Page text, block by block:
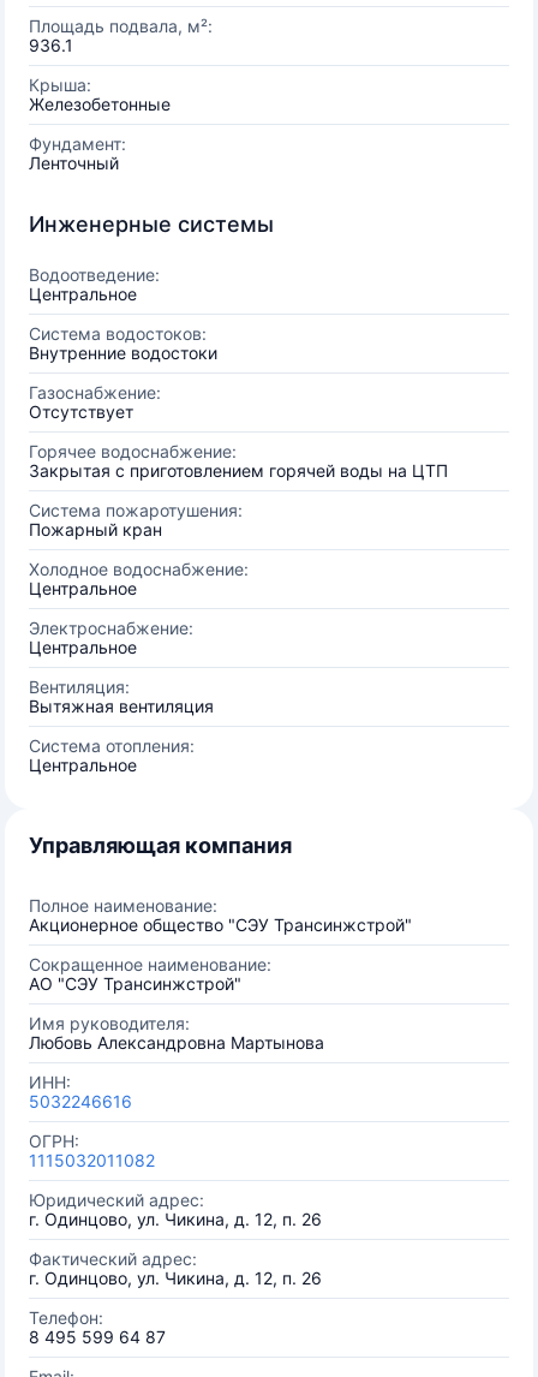
Площадь подвала, м²:
936.1
Крыша:
Железобетонные
Фундамент:
Ленточный
Инженерные системы
Водоотведение:
Центральное
Система водостоков:
Внутренние водостоки
Газоснабжение:
Отсутствует
Горячее водоснабжение:
Закрытая с приготовлением горячей воды на ЦТП
Система пожаротушения:
Пожарный кран
Холодное водоснабжение:
Центральное
Электроснабжение:
Центральное
Вентиляция:
Вытяжная вентиляция
Система отопления:
Центральное
Управляющая компания
Полное наименование:
Акционерное общество "СЭУ Трансинжстрой"
Сокращенное наименование:
АО "СЭУ Трансинжстрой"
Имя руководителя:
Любовь Александровна Мартынова
ИНН:
5032246616
ОГРН:
1115032011082
Юридический адрес:
г. Одинцово, ул. Чикина, д. 12, п. 26
Фактический адрес:
г. Одинцово, ул. Чикина, д. 12, п. 26
Телефон:
8 495 599 64 87